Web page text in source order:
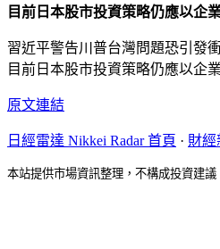
目前日本股市投資策略仍應以企
習近平警告川普台灣問題恐引發
目前日本股市投資策略仍應以企
原文連結
日經雷達 Nikkei Radar 首頁 · 財經
本站提供市場資訊整理，不構成投資建